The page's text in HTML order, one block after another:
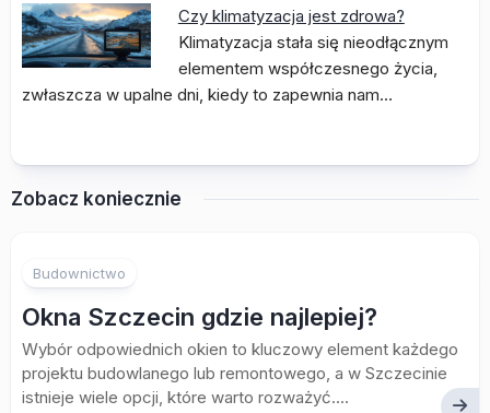
Czy klimatyzacja jest zdrowa?
Klimatyzacja stała się nieodłącznym
elementem współczesnego życia,
zwłaszcza w upalne dni, kiedy to zapewnia nam…
Zobacz koniecznie
Budownictwo
Okna Szczecin gdzie najlepiej?
Wybór odpowiednich okien to kluczowy element każdego
projektu budowlanego lub remontowego, a w Szczecinie
istnieje wiele opcji, które warto rozważyć....